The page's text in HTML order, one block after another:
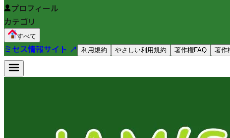
プロフィール
カテゴリ
すべて
ミセス情報サイト ↗ 利用規約 やさしい利用規約 著作権FAQ 著作